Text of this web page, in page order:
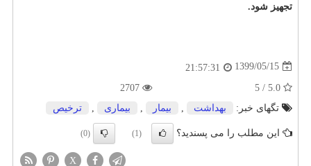
تجهیز شود.
1399/05/15
21:57:31
تگهای خبر:
بهداشت بیمار بیماری ترخیص
این مطلب را می پسندید؟ (1)
(0)
X